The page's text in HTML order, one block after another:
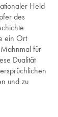
Held
des
ein Ort
für
Dualität
und zu